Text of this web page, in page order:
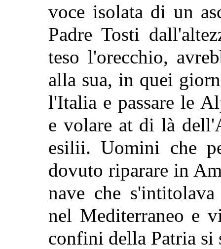
voce isolata di un
Padre Tosti
teso l'orecchio,
alla sua, in quei
l'Italia e passare le
e volare at di là
esilii. Uomini che
dovuto riparare in
nave che
nel Mediterraneo e
confini della Patria